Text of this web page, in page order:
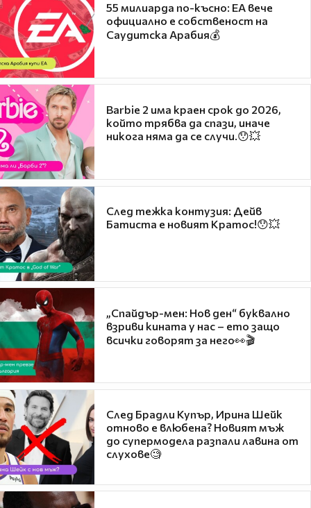
55 милиарда по-късно: EA вече
официално е собственост на
Саудитска Арабия💰
Barbie 2 има краен срок до 2026,
който трябва да спази, иначе
никога няма да се случи.😯💥
След тежка контузия: Дейв
Батиста е новият Кратос!😯💥
„Спайдър-мен: Нов ден“ буквално
взриви кината у нас – ето защо
всички говорят за него👀🎬
След Брадли Купър, Ирина Шейк
отново е влюбена? Новият мъж
до супермодела разпали лавина от
слухове🧐